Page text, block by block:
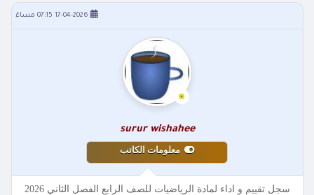
17-04-2026 07:15 مساءً
surur wishahee
معلومات الكاتب
سجل تقييم و اداء لمادة الرياضيات للصف الرابع الفصل الثاني 2026